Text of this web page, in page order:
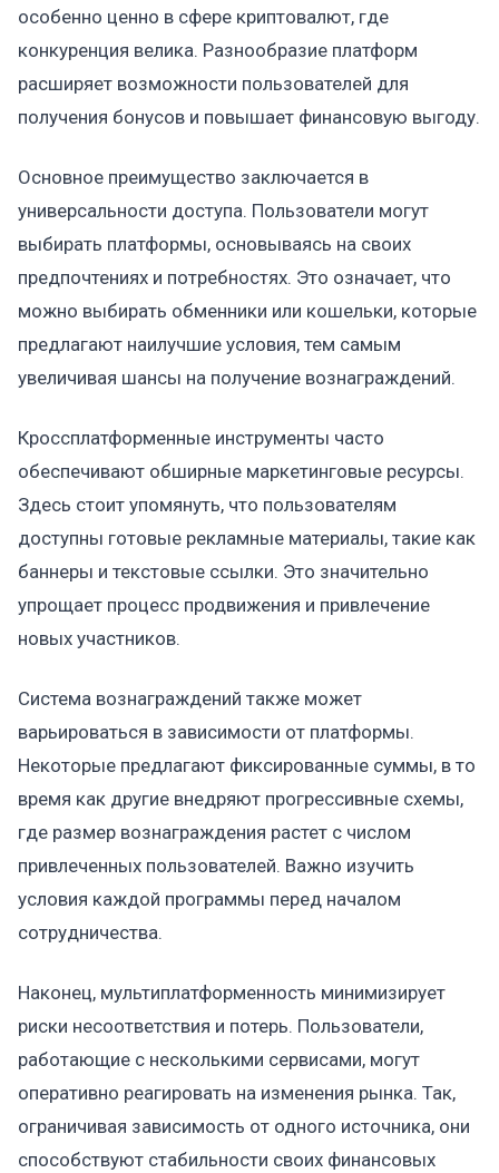
особенно ценно в сфере криптовалют, где
конкуренция велика. Разнообразие платформ
расширяет возможности пользователей для
получения бонусов и повышает финансовую выгоду.
Основное преимущество заключается в
универсальности доступа. Пользователи могут
выбирать платформы, основываясь на своих
предпочтениях и потребностях. Это означает, что
можно выбирать обменники или кошельки, которые
предлагают наилучшие условия, тем самым
увеличивая шансы на получение вознаграждений.
Кроссплатформенные инструменты часто
обеспечивают обширные маркетинговые ресурсы.
Здесь стоит упомянуть, что пользователям
доступны готовые рекламные материалы, такие как
баннеры и текстовые ссылки. Это значительно
упрощает процесс продвижения и привлечение
новых участников.
Система вознаграждений также может
варьироваться в зависимости от платформы.
Некоторые предлагают фиксированные суммы, в то
время как другие внедряют прогрессивные схемы,
где размер вознаграждения растет с числом
привлеченных пользователей. Важно изучить
условия каждой программы перед началом
сотрудничества.
Наконец, мультиплатформенность минимизирует
риски несоответствия и потерь. Пользователи,
работающие с несколькими сервисами, могут
оперативно реагировать на изменения рынка. Так,
ограничивая зависимость от одного источника, они
способствуют стабильности своих финансовых